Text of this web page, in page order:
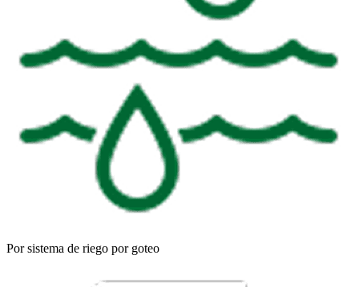
Por sistema de riego por goteo